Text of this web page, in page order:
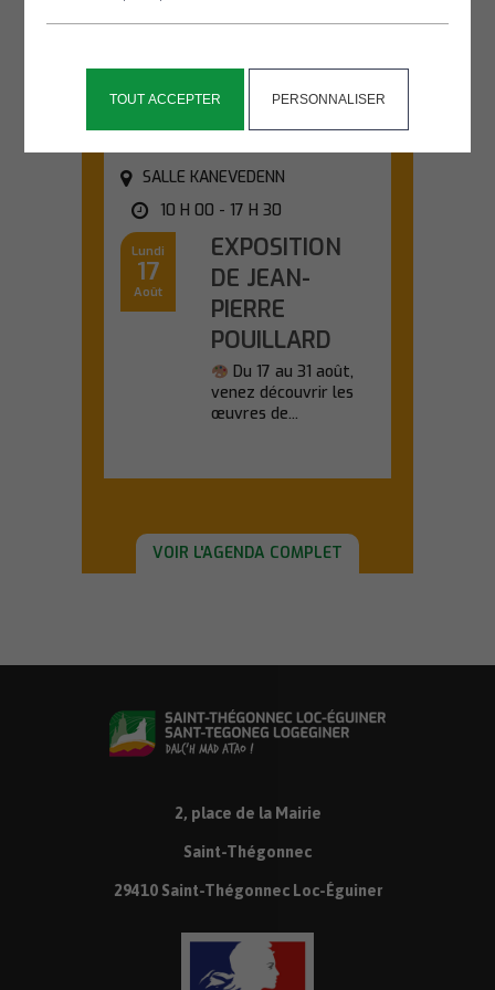
TOUT ACCEPTER PERSONNALISER
En savoir plus
SALLE KANEVEDENN
10 H 00 - 17 H 30
Lundi
17
Août
EXPOSITION
DE JEAN-
PIERRE
POUILLARD
Du 17 au 31 août,
venez découvrir les
œuvres de...
VOIR L'AGENDA COMPLET
2, place de la Mairie
Saint-Thégonnec
29410 Saint-Thégonnec Loc-Éguiner